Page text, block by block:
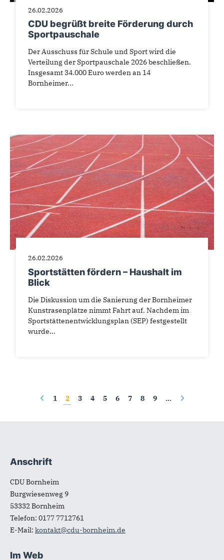
26.02.2026
CDU begrüßt breite Förderung durch
Sportpauschale
Der Ausschuss für Schule und Sport wird die
Verteilung der Sportpauschale 2026 beschließen.
Insgesamt 34.000 Euro werden an 14
Bornheimer...
26.02.2026
Sportstätten fördern – Haushalt im
Blick
Die Diskussion um die Sanierung der Bornheimer
Kunstrasenplätze nimmt Fahrt auf. Nachdem im
Sportstättenentwicklungsplan (SEP) festgestellt
wurde...
Seiten1 2 3 4 5 6 7 8 9 …
Fußbereich
Anschrift
CDU Bornheim
Burgwiesenweg 9
53332Bornheim
Telefon: 0177 7712761
E-Mail: kontakt@cdu-bornheim.de
Im Web